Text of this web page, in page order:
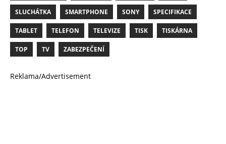
SLUCHÁTKA SMARTPHONE SONY SPECIFIKACE
TABLET TELEFON TELEVIZE TISK TISKÁRNA
TOP TV ZABEZPEČENÍ
Reklama/Advertisement